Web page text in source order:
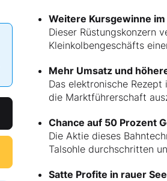
Weitere Kursgewinne
Dieser Rüstungskonzern
Kleinkolbengeschäfts
Mehr Umsatz und
Das elektronische
die Marktführerschaft
Chance auf 50 Prozent
Die Aktie dieses
Talsohle durchschritten
Satte Profite in rauer See